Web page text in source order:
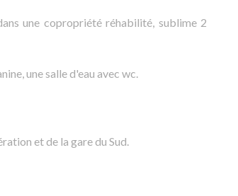
une copropriété réhabilité, sublime 2
une salle d'eau avec wc.
et de la gare du Sud.